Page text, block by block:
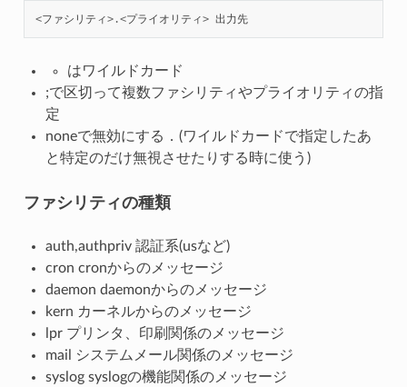
<ファシリティ>.<プライオリティ> 出力先
はワイルドカード
;で区切って複数ファシリティやプライオリティの指
定
noneで無効にする．(ワイルドカードで指定したあ
と特定のだけ無視させたりする時に使う)
ファシリティの種類
auth,authpriv 認証系(usなど)
cron cronからのメッセージ
daemon daemonからのメッセージ
kern カーネルからのメッセージ
lpr プリンタ、印刷関係のメッセージ
mail システムメール関係のメッセージ
syslog syslogの機能関係のメッセージ